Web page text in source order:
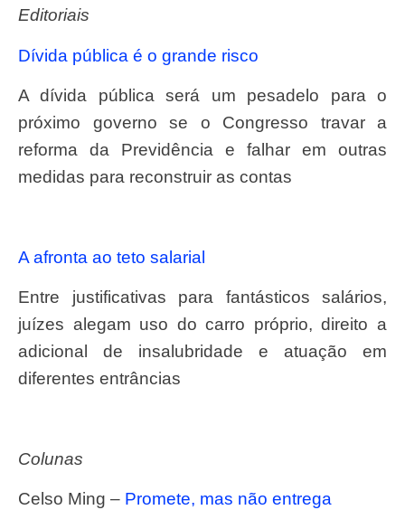
Editoriais
Dívida pública é o grande risco
A dívida pública será um pesadelo para o
próximo governo se o Congresso travar a
reforma da Previdência e falhar em outras
medidas para reconstruir as contas
A afronta ao teto salarial
Entre justificativas para fantásticos salários,
juízes alegam uso do carro próprio, direito a
adicional de insalubridade e atuação em
diferentes entrâncias
Colunas
Celso Ming – Promete, mas não entrega